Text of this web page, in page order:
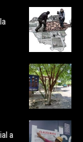
a